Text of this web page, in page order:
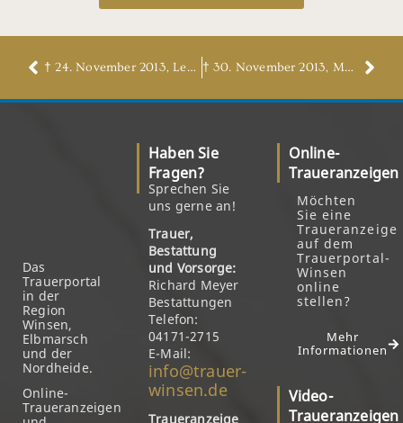
† 24. November 2013, Lenchen Carstensen, geb. Rathkau † 30. November 2013, Martin Klüssendorff
Das
Trauerportal
in der
Region
Winsen,
Elbmarsch
und der
Nordheide.
Online-
Traueranzeigen
Haben Sie
Fragen?
Sprechen Sie
uns gerne an!
Trauer,
Bestattung
und Vorsorge:
Richard Meyer
Bestattungen
Telefon:
04171-2715
E-Mail:
info@trauer-
winsen.de
Traueranzeige
Online-
Traueranzeigen
Möchten
Sie eine
Traueranzeige
auf dem
Trauerportal-
Winsen
online
stellen?
Mehr
Informationen
Video-
Traueranzeigen